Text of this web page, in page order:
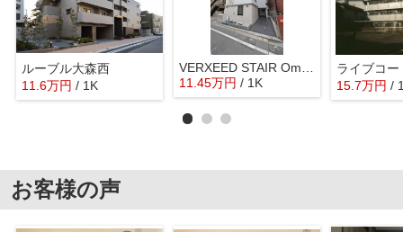
ルーブル大森西
11.6万円 / 1K
11.45万円 / 1K
ライブコー
15.7万円 /
お客様の声